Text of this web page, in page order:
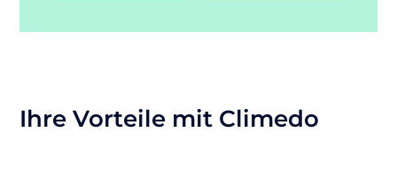
Ihre Vorteile mit Climedo